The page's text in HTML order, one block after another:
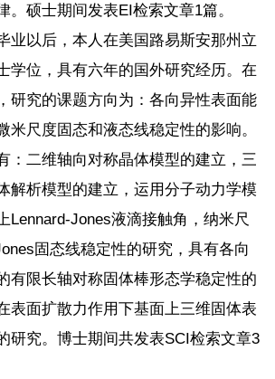
。硕士期间发表EI检索文章1篇。
业以后，本人在美国路易斯安那州立
学位，具有六年的国外研究经历。在
研究的课题方向为：各向异性表面能
米尺度固态和液态线稳定性的影响。
：二维轴向对称晶体模型的建立，三
解析模型的建立，运用分子动力学模
Lennard-Jones液滴接触角，纳米尺
固态线稳定性的研究，具有各向
有限长轴对称固体棒形态学稳定性的
表面扩散力作用下基面上三维固体表
研究。博士期间共发表SCI检索文章3